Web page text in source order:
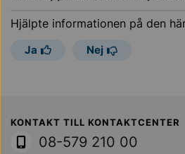
Hjälpte informationen på den
Ja Nej
Sollentuna Kommun
KONTAKT TILL KONTAKTCENTER
08-579 210 00